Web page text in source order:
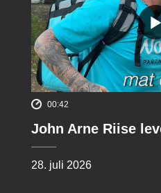
00:42
John Arne Riise
28. juli 2026